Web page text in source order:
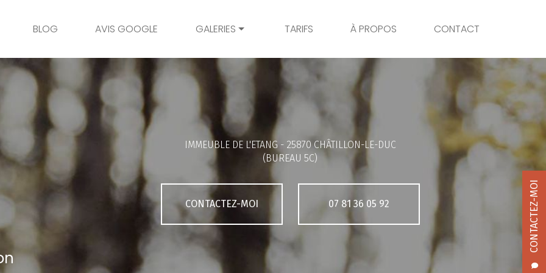
CONTACTEZ-MOI
BLOG AVIS GOOGLE GALERIES
Mariage
Grossesse
Bambins
Portrait
Galerie client
TARIFS À PROPOS CONTACT
IMMEUBLE DE L'ETANG - 25870 CHÂTILLON-LE-DUC
(BUREAU 5C)
CONTACTEZ-MOI 07 81 36 05 92